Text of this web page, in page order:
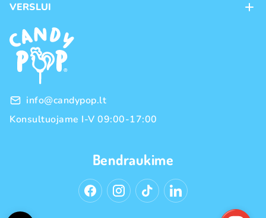
Naujienos
Prekių ženklai
Pristatymas
Prekių grąžinimas ir keitimas
Pirkimo taisyklės
Privatumo politika
VERSLUI
Franšizė
Didmeninė prekyba
info@candypop.lt
Konsultuojame I-V 09:00-17:00
Bendraukime